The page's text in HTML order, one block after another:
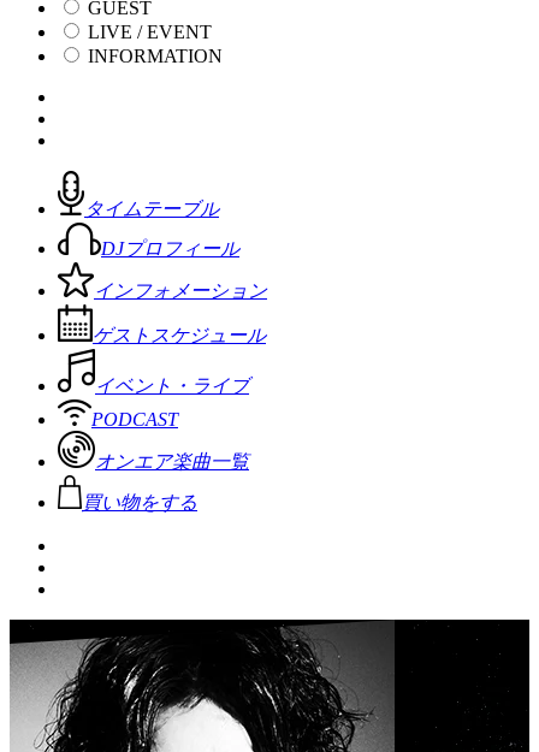
GUEST
LIVE / EVENT
INFORMATION
タイムテーブル
DJプロフィール
インフォメーション
ゲストスケジュール
イベント・ライブ
PODCAST
オンエア楽曲一覧
買い物をする